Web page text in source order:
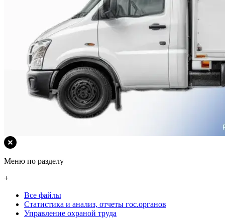
Меню по разделу
+
Все файлы
Статистика и анализ, отчеты гос.органов
Управление охраной труда